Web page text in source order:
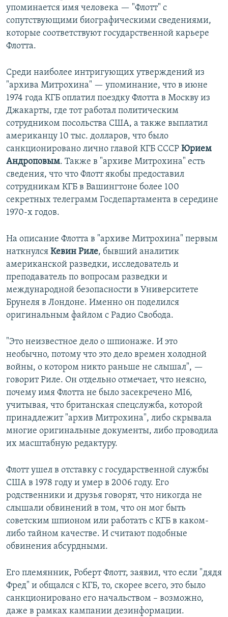
упоминается имя человека — "Флотт" с
сопутствующими биографическими сведениями,
которые соответствуют государственной карьере
Флотта.
Среди наиболее интригующих утверждений из
"архива Митрохина" — упоминание, что в июне
1974 года КГБ оплатил поездку Флотта в Москву из
Джакарты, где тот работал политическим
сотрудником посольства США, а также выплатил
американцу 10 тыс. долларов, что было
санкционировано лично главой КГБ СССР Юрием
Андроповым. Также в "архиве Митрохина" есть
сведения, что что Флотт якобы предоставил
сотрудникам КГБ в Вашингтоне более 100
секретных телеграмм Госдепартамента в середине
1970-х годов.
На описание Флотта в "архиве Митрохина" первым
наткнулся Кевин Риле, бывший аналитик
американской разведки, исследователь и
преподаватель по вопросам разведки и
международной безопасности в Университете
Брунеля в Лондоне. Именно он поделился
оригинальным файлом с Радио Свобода.
"Это неизвестное дело о шпионаже. И это
необычно, потому что это дело времен холодной
войны, о котором никто раньше не слышал", —
говорит Риле. Он отдельно отмечает, что неясно,
почему имя Флотта не было засекречено MI6,
учитывая, что британская спецслужба, которой
принадлежит "архив Митрохина", либо скрывала
многие оригинальные документы, либо проводила
их масштабную редактуру.
Флотт ушел в отставку с государственной службы
США в 1978 году и умер в 2006 году. Его
родственники и друзья говорят, что никогда не
слышали обвинений в том, что он мог быть
советским шпионом или работать с КГБ в каком-
либо тайном качестве. И считают подобные
обвинения абсурдными.
Его племянник, Роберт Флотт, заявил, что если "дядя
Фред" и общался с КГБ, то, скорее всего, это было
санкционировано его начальством – возможно,
даже в рамках кампании дезинформации.